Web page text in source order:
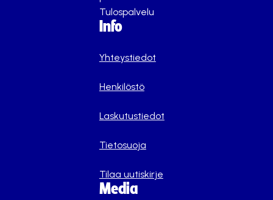
Tulospalvelu
Info
Yhteystiedot
Henkilöstö
Laskutustiedot
Tietosuoja
Tilaa uutiskirje
Media